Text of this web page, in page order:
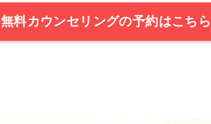
無料カウンセリングの予約はこちら